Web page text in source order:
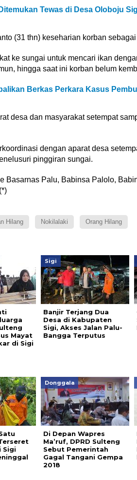
Tewas di Desa Oloboju
(31 thn) keseharian korban
ke sungai untuk mencari ikan
hingga saat ini korban belum
Berkas Perkara Kasus
desa dan masyarakat setempat
dengan aparat desa
pinggiran sungai.
Basarnas Palu, Babinsa Palolo,
Hilang Nokilalaki Orang Hilang
Mayat
di Sigi
Sigi
Banjir Terjang Dua
Desa di Kabupaten
Sigi, Akses Jalan Palu-
Bangga Terputus
Sigi
Donggala
Di Depan Wapres
Ma’ruf, DPRD Sulteng
Sebut Pemerintah
Gagal Tangani Gempa
2018